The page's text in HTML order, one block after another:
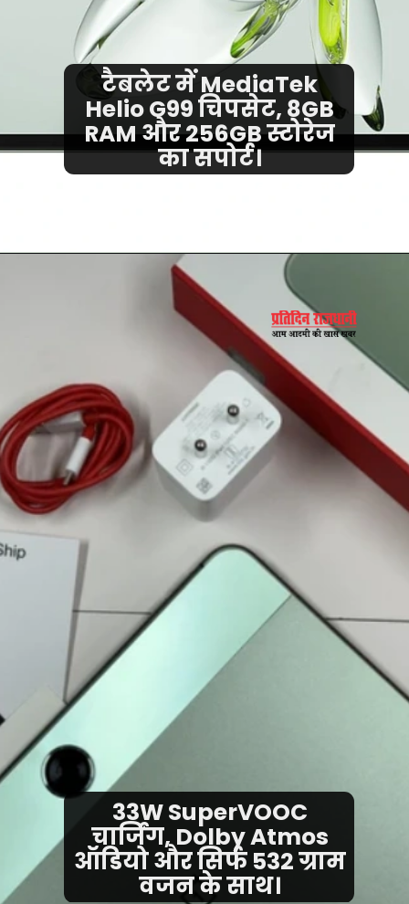
टैबलेट में MediaTek
Helio G99 चिपसेट, 8GB
RAM और 256GB स्टोरेज
का सपोर्ट।
33W SuperVOOC
चार्जिंग, Dolby Atmos
ऑडियो और सिर्फ 532 ग्राम
वजन के साथ।